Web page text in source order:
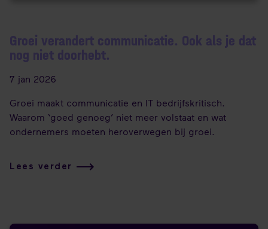
Groei verandert communicatie. Ook als je dat
nog niet doorhebt.
7 jan 2026
Groei maakt communicatie en IT bedrijfskritisch.
Waarom ‘goed genoeg’ niet meer volstaat en wat
ondernemers moeten heroverwegen bij groei.
Lees verder